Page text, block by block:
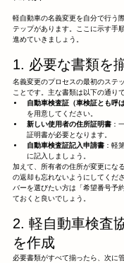
軽自動車の名義変更を自分で行う
テップがあります。ここに示す手
進めていきましょう。
1. 必要な書類を
名義変更のプロセスの最初のステ
ことです。主な書類は以下の通り
自動車検査証（車検証とも呼
を用意してください。
新しい使用者の住所証明書 ：
証明書が必要となります。
自動車検査証記入申請書 ：軽
に記入しましょう。
加えて、所有者の住所が変更にな
の返却も忘れないようにしてくだ
バーを選びたい方は「希望番号予
ておくと良いでしょう。
2. 軽自動車検査
を作成
必要書類がすべて揃ったら、次に